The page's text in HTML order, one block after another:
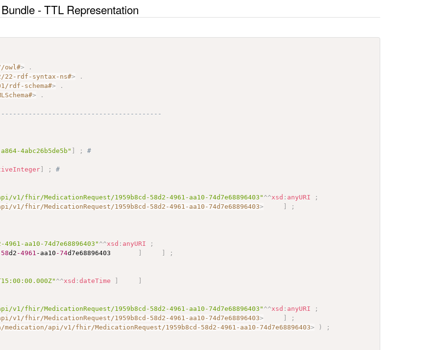
- TTL Representation
owl#>
.
22-rdf-syntax-ns#>
.
rdf-schema#>
.
> .
4abc26b5de5b" ;
#
;
#
fhir/MedicationRequest/1959b8cd-58d2-4961-aa10-74d7e68896403" ^^xsd : anyURI
;
fhir/MedicationRequest/1959b8cd-58d2-4961-aa10-74d7e68896403>
;
aa10-74d7e68896403" ^^xsd : anyURI
;
d2 -4961 -aa10 -74d7e68896403
;
^^xsd :dateTime
fhir/MedicationRequest/1959b8cd-58d2-4961-aa10-74d7e68896403" ^^xsd : anyURI
;
fhir/MedicationRequest/1959b8cd-58d2-4961-aa10-74d7e68896403>
;
api/v1/fhir/MedicationRequest/1959b8cd-58d2-4961-aa10-74d7e68896403> )
;